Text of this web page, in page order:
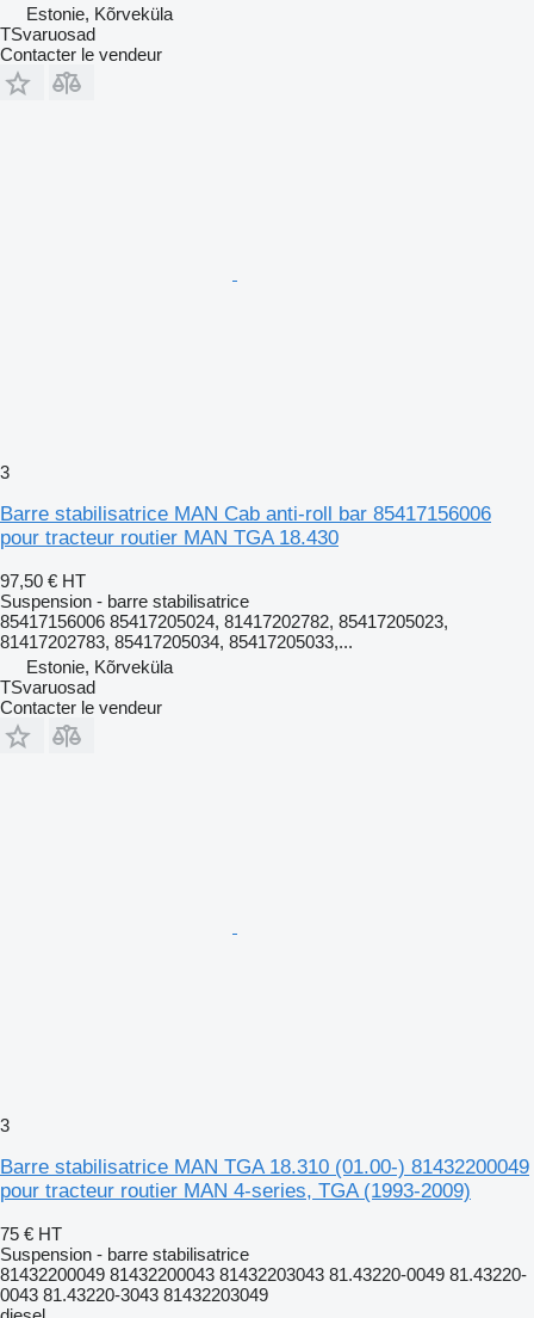
Estonie, Kõrveküla
TSvaruosad
Contacter le vendeur
3
Barre stabilisatrice MAN Cab anti-roll bar 85417156006
pour tracteur routier MAN TGA 18.430
97,50 € HT
Suspension - barre stabilisatrice
85417156006 85417205024, 81417202782, 85417205023,
81417202783, 85417205034, 85417205033,...
Estonie, Kõrveküla
TSvaruosad
Contacter le vendeur
3
Barre stabilisatrice MAN TGA 18.310 (01.00-) 81432200049
pour tracteur routier MAN 4-series, TGA (1993-2009)
75 € HT
Suspension - barre stabilisatrice
81432200049 81432200043 81432203043 81.43220-0049 81.43220-
0043 81.43220-3043 81432203049